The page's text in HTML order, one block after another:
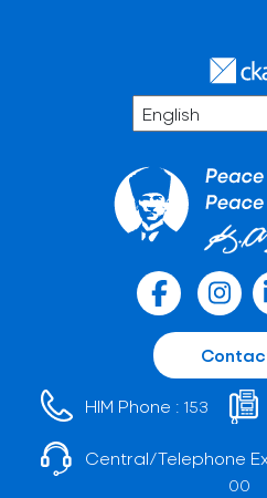
HIM Phone : 153
Central/Telephone
00